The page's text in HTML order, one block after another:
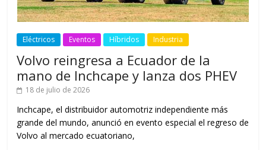
Eléctricos Eventos Híbridos Industria
Volvo reingresa a Ecuador de la
mano de Inchcape y lanza dos PHEV
18 de julio de 2026
Inchcape, el distribuidor automotriz independiente más
grande del mundo, anunció en evento especial el regreso de
Volvo al mercado ecuatoriano,